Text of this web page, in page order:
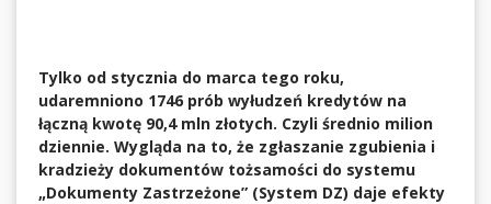
Tylko od stycznia do marca tego roku,
udaremniono 1746 prób wyłudzeń kredytów na
łączną kwotę 90,4 mln złotych. Czyli średnio milion
dziennie. Wygląda na to, że zgłaszanie zgubienia i
kradzieży dokumentów tożsamości do systemu
„Dokumenty Zastrzeżone” (System DZ) daje efekty